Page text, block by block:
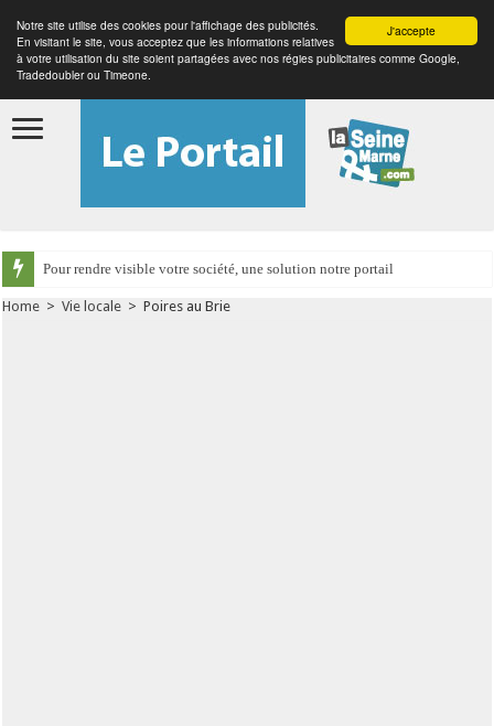
J'accepte
Notre site utilise des cookies pour l'affichage des publicités.
En visitant le site, vous acceptez que les informations relatives
à votre utilisation du site soient partagées avec nos régies publicitaires comme Google,
Tradedoubler ou Timeone.
Pour rendre visible votre société, une solution notre portail
Home > Vie locale > Poires au Brie